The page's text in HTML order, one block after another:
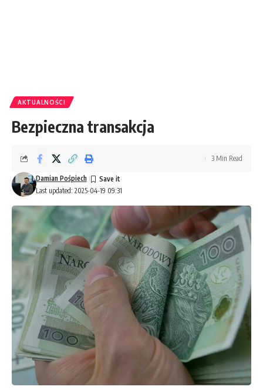
AKTUALNOŚCI
Bezpieczna transakcja
Last updated: 2025-04-19 09:31
Damian Pośpiech
3 Min Read